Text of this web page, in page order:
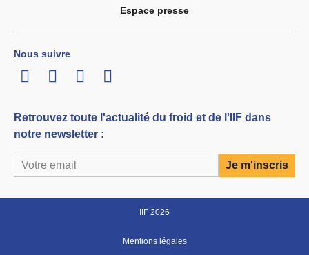
Espace presse
Nous suivre
LinkedInTwitterFacebook
Youtube
Retrouvez toute l'actualité du froid et de l'IIF dans
notre newsletter :
IIF 2026
Mentions légales